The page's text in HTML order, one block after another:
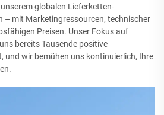
globalen Lieferketten-
– mit Marketingressourcen, technischer
Preisen. Unser Fokus auf
bereits Tausende positive
und wir bemühen uns kontinuierlich, Ihre